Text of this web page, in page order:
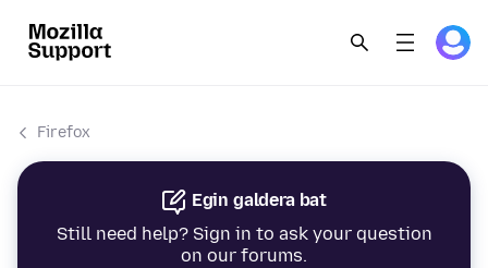
Firefox
Egin galdera bat
Still need help? Sign in to ask your question
on our forums.